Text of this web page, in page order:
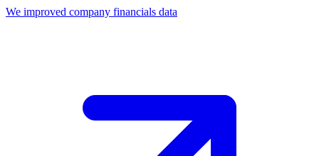
We improved company financials data